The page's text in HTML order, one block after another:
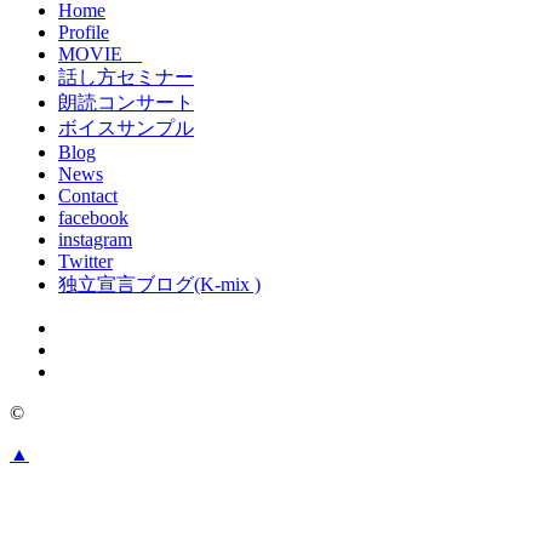
Home
Profile
MOVIE
話し方セミナー
朗読コンサート
ボイスサンプル
Blog
News
Contact
facebook
instagram
Twitter
独立宣言ブログ(K-mix )
©
▲